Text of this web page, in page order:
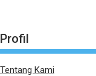
Profil
Tentang Kami